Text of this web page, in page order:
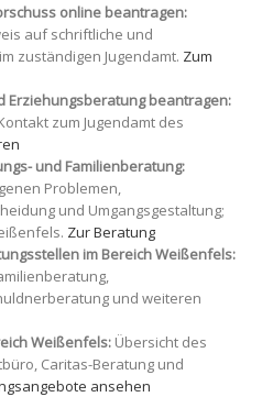
online beantragen:
auf schriftliche und
zuständigen Jugendamt. Zum
Erziehungsberatung beantragen:
zum Jugendamt des
und Familienberatung:
Problemen,
und Umgangsgestaltung;
Zur Beratung
im Bereich Weißenfels:
und weiteren
Weißenfels: Übersicht des
Caritas-Beratung und
ansehen